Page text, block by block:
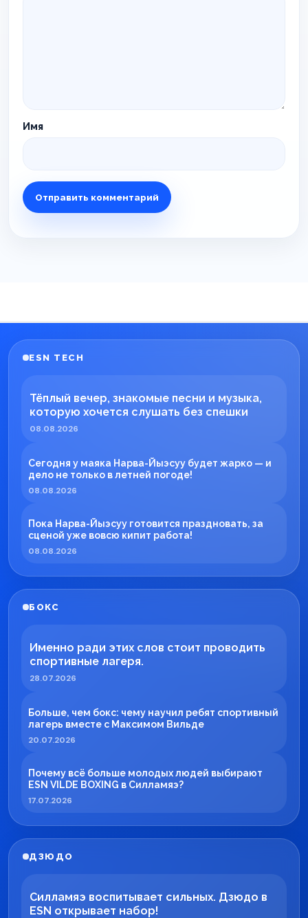
Имя
ESN TECH
Тёплый вечер, знакомые песни и музыка,
которую хочется слушать без спешки
08.08.2026
Сегодня у маяка Нарва-Йыэсуу будет жарко — и
дело не только в летней погоде!
08.08.2026
Пока Нарва-Йыэсуу готовится праздновать, за
сценой уже вовсю кипит работа!
08.08.2026
БОКС
Именно ради этих слов стоит проводить
спортивные лагеря.
28.07.2026
Больше, чем бокс: чему научил ребят спортивный
лагерь вместе с Максимом Вильде
20.07.2026
Почему всё больше молодых людей выбирают
ESN VILDE BOXING в Силламяэ?
17.07.2026
ДЗЮДО
Силламяэ воспитывает сильных. Дзюдо в
ESN открывает набор!